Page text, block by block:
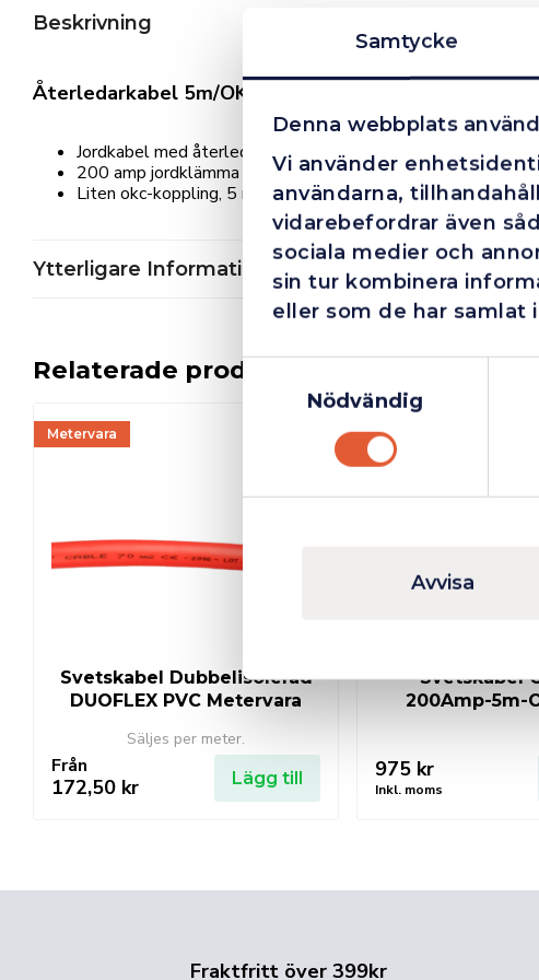
Samtycke
Denna webbplats
Vi använder
användarna,
vidarebefordrar även
sociala medier och
sin tur kombinera
eller som de har samlat
Nödvändig
Avvisa
Beskrivning
Återledarkabel 5m/OKC10-25
Jordkabel med återledare
200 amp jordklämma
Liten okc-koppling, 5 m kabel
Ytterligare Information
Relaterade produkter
Metervara
Svetskabel Dubbelisolerad
DUOFLEX PVC Metervara
Säljes per meter.
Från
172,50 kr Lägg till
Svetskabel
200Amp-5m-
975 kr
Inkl. moms
Fraktfritt över 399kr